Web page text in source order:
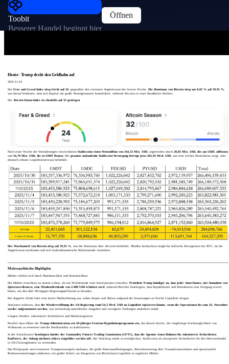
Toobit
Besserer Handel beginnt hier
Öffnen
Heute: Trump dreht den Geldhahn auf
2025-11-10
Der Fear and Greed Index stieg leicht auf 24, gegenüber den extremen Angstniveaus der letzten Woche. Die Dominanz von Bitcoin stieg um 0,02 % auf 59,91 %,
was darauf hindeutet, dass sich Kapital um große Vermögenswerte konsolidiert, während Altcoins in einer Bandbreite bleiben.
Der Altcoin-Saison-Index ist ebenfalls auf 32 gestiegen.
Nach einer Woche der Veränderungen verzeichneten Stablecoins einen Nettoabfluss von 164,53 Mio. USD, angetrieben durch28,85 Mio. USD, die aus USDC abflossen
und 16,79 Mio. USD, die in USDT flossen.Diegesamte umlaufende Stablecoin-Versorgung beträgt jetzt 265,92 Mrd. USD, was eine leichte Kontraktion zeigt, aber
dennoch robuste Liquiditätsniveaus beibehält.
Der Marktanteil von Bitcoin stieg auf 59,91 %, was die Dominanz über Altcoins beibehält. Händler beobachten mögliche bullische Divergenzen bei BTC, da die
Angstniveaus nachlassen und sich makroökonomische Rückenwinde verstärken.
Makropolitische Highlights
Märkte erholen sich durch Shutdown-Deal und Stimulus-Buzz
Die Märkte erwachten zu neuem Leben, als am Wochenende zwei Katalysatoren eintrafen.
Präsident Trump kündigte an, dass jeder Amerikaner, mit Ausnahme von
Spitzenverdienern, eine Mindestdividende von 2.000 USD erhalten wird
, während Berichte bestätigten, dass Republikaner und Demokraten eine Einigung erzielt
haben, um den über 40-tägigen Regierungsstillstand zu beenden.
Der doppelte Schub löste eine breite Markterholung aus, wobei Krypto und Aktien aufgrund der Erwartungen an frische Liquidität stiegen.
Analysten schätzen, dass die Wiedereröffnung der US-Regierung rund 54,2 Mrd. USD an Liquidität injizieren könnte, wenn die Operationen bis zum 16. November
wieder aufgenommen werden, was wochenlang unterdrückte Ausgaben und verzögerte Zahlungen umkehren würde.
Längere Kredite, tokenisierte Sicherheiten und Marktintegration
Parallel dazu führte die Trump-Administration ein 50-jähriges Festzins-Hypothekenprogramm ein, das darauf abzielt, die langfristige Erschwinglichkeit von
Wohnraum zu erweitern und die Kreditmärkte zu stabilisieren.
In der Zwischenzeit bestätigten Insider der Commodity Futures Trading Commission (CFTC), dass die Agentur einen Rahmen für tokenisierte Sicherheiten
finalisiert, der Anfang nächsten Jahres eingeführt werden soll.
Der Vorschlag würde es ermöglichen, Stablecoins als akzeptierte Sicherheiten für den Derivatehandel
in US-Clearinghäusern zu verwenden.
Das Pilotprojekt wird erweiterte Transparenzregeln umfassen, die große Positionsoffenlegungen, Berichterstattung über Transaktionsvolumen und operationelle
Risikoveranstaltungen abdecken; ein großer Schritt zur Integration von Blockchain-Liquidität in regulierte Märkte.